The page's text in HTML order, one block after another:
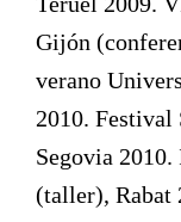
Gijón
verano
2010. Festival
Segovia
(taller), Rabat